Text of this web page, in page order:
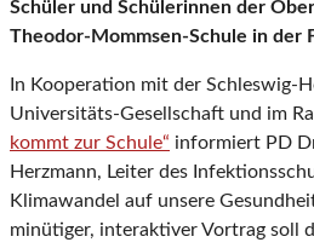
Schüler und Schülerinnen der
Theodor-Mommsen-Schule in der
In Kooperation mit der Schleswig-
Universitäts-Gesellschaft und im
kommt zur Schule“ informiert PD
Herzmann, Leiter des
Klimawandel auf unsere
minütiger, interaktiver Vortrag soll